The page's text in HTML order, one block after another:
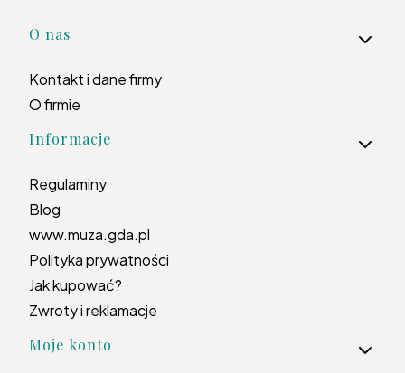
Linki w stopce
O nas
Kontakt i dane firmy
O firmie
Informacje
Regulaminy
Blog
www.muza.gda.pl
Polityka prywatności
Jak kupować?
Zwroty i reklamacje
Moje konto